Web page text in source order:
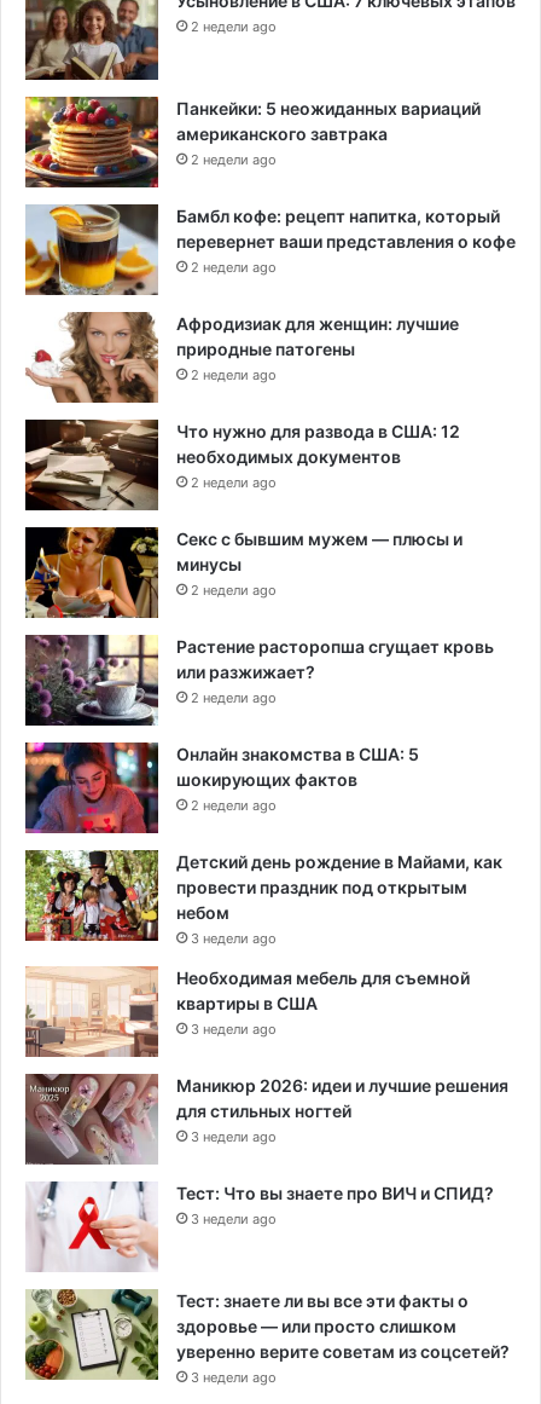
2 недели ago
Панкейки: 5 неожиданных вариаций
американского завтрака
2 недели ago
Бамбл кофе: рецепт напитка, который
перевернет ваши представления о кофе
2 недели ago
Афродизиак для женщин: лучшие
природные патогены
2 недели ago
Что нужно для развода в США: 12
необходимых документов
2 недели ago
Секс с бывшим мужем — плюсы и
минусы
2 недели ago
Растение расторопша сгущает кровь
или разжижает?
2 недели ago
Онлайн знакомства в США: 5
шокирующих фактов
2 недели ago
Детский день рождение в Майами, как
провести праздник под открытым
небом
3 недели ago
Необходимая мебель для съемной
квартиры в США
3 недели ago
Маникюр 2026: идеи и лучшие решения
для стильных ногтей
3 недели ago
Тест: Что вы знаете про ВИЧ и СПИД?
3 недели ago
Тест: знаете ли вы все эти факты о
здоровье — или просто слишком
уверенно верите советам из соцсетей?
3 недели ago